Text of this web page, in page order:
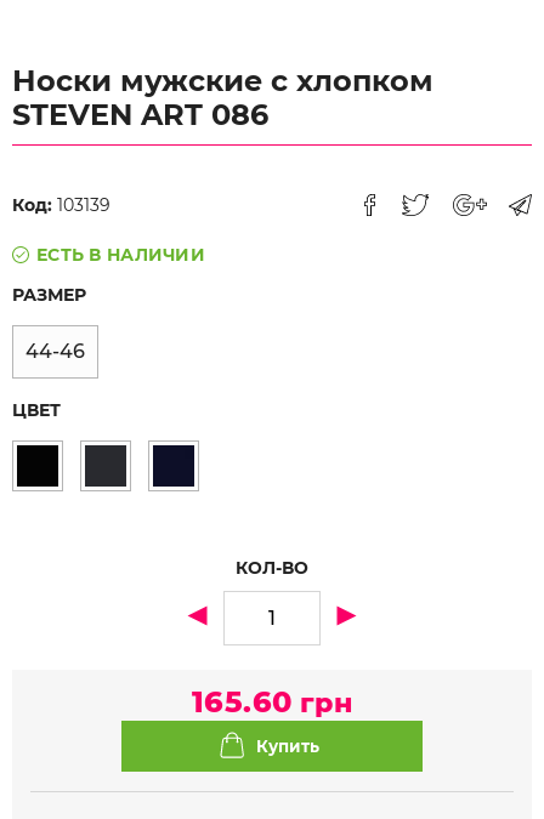
Носки мужские с хлопком
STEVEN ART 086
Код: 103139
ЕСТЬ В НАЛИЧИИ
РАЗМЕР
44-46
ЦВЕТ
КОЛ-ВО
165.60 грн